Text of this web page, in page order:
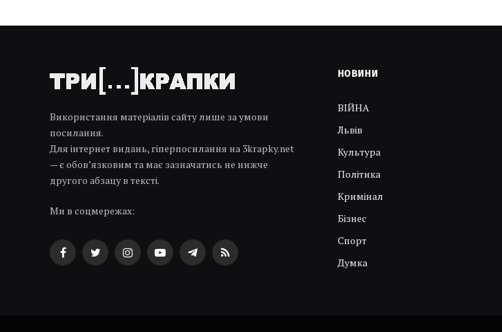
Використання матеріалів сайту лише за умови
посилання.
Для інтернет видань, гіперпосилання на 3krapky.net
— є обов’язковим та має зазначатись не нижче
другого абзацу в тексті.
Ми в соцмережах:
FacebookTwitterInstagramYouTubeTelegramRSS
НОВИНИ
ВІЙНА
Львів
Культура
Політика
Кримінал
Бізнес
Спорт
Думка